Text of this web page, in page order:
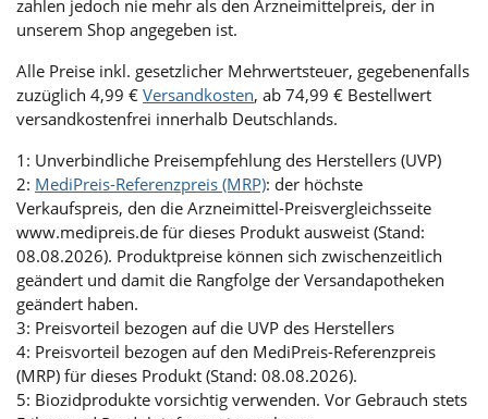
zahlen jedoch nie mehr als den Arzneimittelpreis, der in
unserem Shop angegeben ist.
Alle Preise inkl. gesetzlicher Mehrwertsteuer, gegebenenfalls
zuzüglich 4,99 € Versandkosten, ab 74,99 € Bestellwert
versandkostenfrei innerhalb Deutschlands.
1: Unverbindliche Preisempfehlung des Herstellers (UVP)
2: MediPreis-Referenzpreis (MRP): der höchste
Verkaufspreis, den die Arzneimittel-Preisvergleichsseite
www.medipreis.de für dieses Produkt ausweist (Stand:
08.08.2026). Produktpreise können sich zwischenzeitlich
geändert und damit die Rangfolge der Versandapotheken
geändert haben.
3: Preisvorteil bezogen auf die UVP des Herstellers
4: Preisvorteil bezogen auf den MediPreis-Referenzpreis
(MRP) für dieses Produkt (Stand: 08.08.2026).
5: Biozidprodukte vorsichtig verwenden. Vor Gebrauch stets